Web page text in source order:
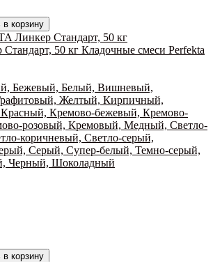
в корзину
50 кг Кладочные смеси Perfekta
Бежевый, Белый, Вишневый,
Желтый, Кирпичный,
Кремово-бежевый, Кремово-
розовый, Кремовый, Медный, Светло-
коричневый, Светло-серый,
Серый, Супер-белый, Темно-серый,
Черный, Шоколадный
в корзину